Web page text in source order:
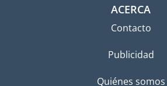
ACERCA
Contacto
Publicidad
Quiénes somos